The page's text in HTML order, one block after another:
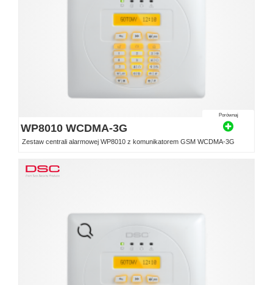
Porównaj
WP8010 WCDMA-3G
Zestaw centrali alarmowej WP8010 z komunikatorem GSM WCDMA-3G